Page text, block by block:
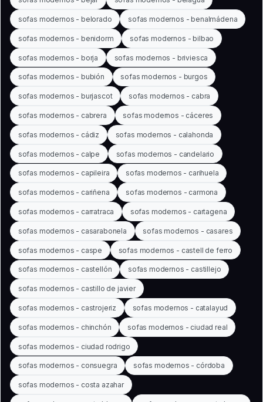
sofas modernos - belorado sofas modernos - benalmádena
sofas modernos - benidorm sofas modernos - bilbao
sofas modernos - borja sofas modernos - briviesca
sofas modernos - bubión sofas modernos - burgos
sofas modernos - burjascot sofas modernos - cabra
sofas modernos - cabrera sofas modernos - cáceres
sofas modernos - cádiz sofas modernos - calahonda
sofas modernos - calpe sofas modernos - candelario
sofas modernos - capileira sofas modernos - carihuela
sofas modernos - cariñena sofas modernos - carmona
sofas modernos - carratraca sofas modernos - cartagena
sofas modernos - casarabonela sofas modernos - casares
sofas modernos - caspe sofas modernos - castell de ferro
sofas modernos - castellón sofas modernos - castillejo
sofas modernos - castillo de javier
sofas modernos - castrojeriz sofas modernos - catalayud
sofas modernos - chinchón sofas modernos - ciudad real
sofas modernos - ciudad rodrigo
sofas modernos - consuegra sofas modernos - córdoba
sofas modernos - costa azahar